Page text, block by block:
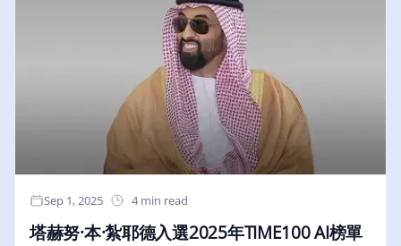
Andrew McDonald 指出：「受規管交易所如
Netcoins 需要兼具高收益技術和合規框架的夥伴，我
們的驗證人系統正是為此而建。」Netcoins....
Sep 1, 2025 4 min read
塔赫努·本·紮耶德入選2025年TIME100 AI榜單